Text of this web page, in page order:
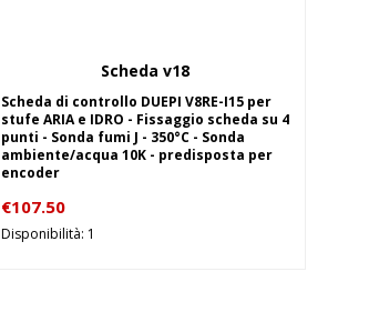
Aggiungi al carrello
Scheda v18
Scheda di controllo DUEPI V8RE-I15 per
stufe ARIA e IDRO - Fissaggio scheda su 4
punti - Sonda fumi J - 350°C - Sonda
ambiente/acqua 10K - predisposta per
encoder
€107.50
Disponibilità: 1